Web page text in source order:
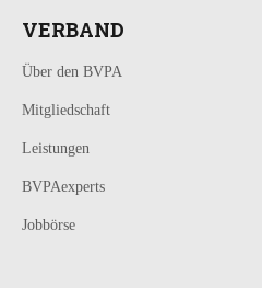
VERBAND
Über den BVPA
Mitgliedschaft
Leistungen
BVPAexperts
Jobbörse